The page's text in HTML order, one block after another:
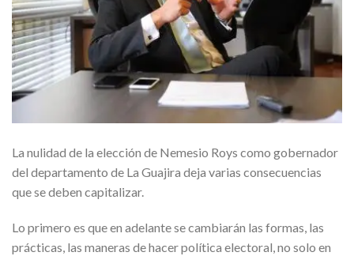
La nulidad de la elección de Nemesio Roys como gobernador
del departamento de La Guajira deja varias consecuencias
que se deben capitalizar.
Lo primero es que en adelante se cambiarán las formas, las
prácticas, las maneras de hacer política electoral, no solo en